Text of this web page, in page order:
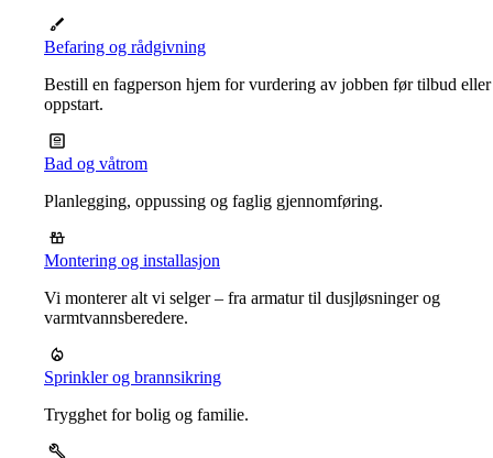
Befaring og rådgivning
Bestill en fagperson hjem for vurdering av jobben før tilbud eller
oppstart.
Bad og våtrom
Planlegging, oppussing og faglig gjennomføring.
Montering og installasjon
Vi monterer alt vi selger – fra armatur til dusjløsninger og
varmtvannsberedere.
Sprinkler og brannsikring
Trygghet for bolig og familie.